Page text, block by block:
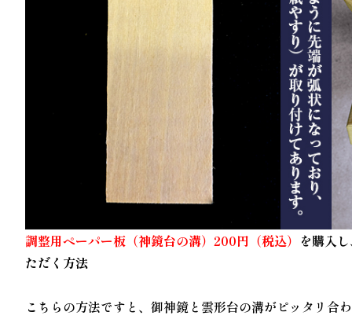
調整用ペーパー板（神鏡台の溝）200円（税込） を購入
ただく方法
こちらの方法ですと、御神鏡と雲形台の溝がピッタリ合